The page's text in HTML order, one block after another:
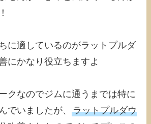
に適しているのがラットプルダ
にかなり役立ちますよ
クなのでジムに通うまでは特に
でいましたが、ラットプルダウ